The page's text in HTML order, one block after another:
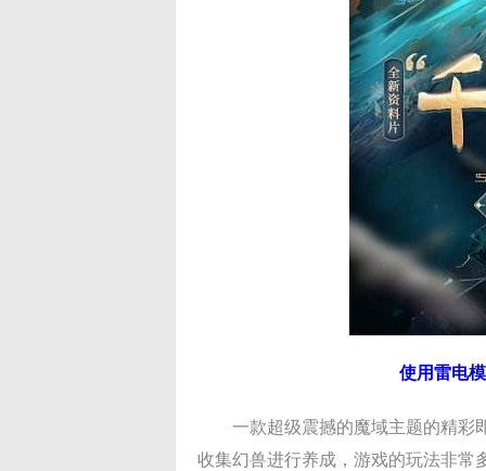
使用雷电
一款超级震撼的魔域主题的精彩
收集幻兽进行养成，游戏的玩法非常